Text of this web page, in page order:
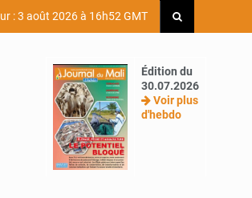
: 3 août 2026 à 16h52 GMT
Édition du
30.07.2026
Voir plus
d'hebdo